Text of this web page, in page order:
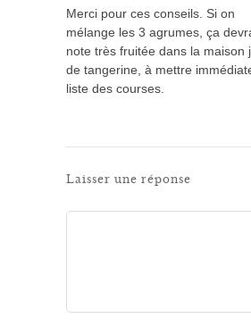
Merci pour ces conseils. Si on
mélange les 3 agrumes, ça
note très fruitée dans la maison
de tangerine, à mettre
liste des courses.
Laisser une réponse